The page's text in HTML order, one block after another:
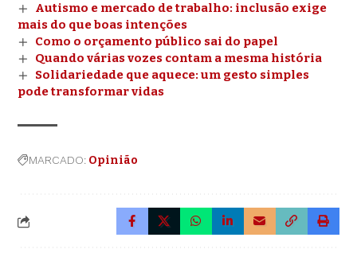
Autismo e mercado de trabalho: inclusão exige
mais do que boas intenções
Como o orçamento público sai do papel
Quando várias vozes contam a mesma história
Solidariedade que aquece: um gesto simples
pode transformar vidas
MARCADO: Opinião